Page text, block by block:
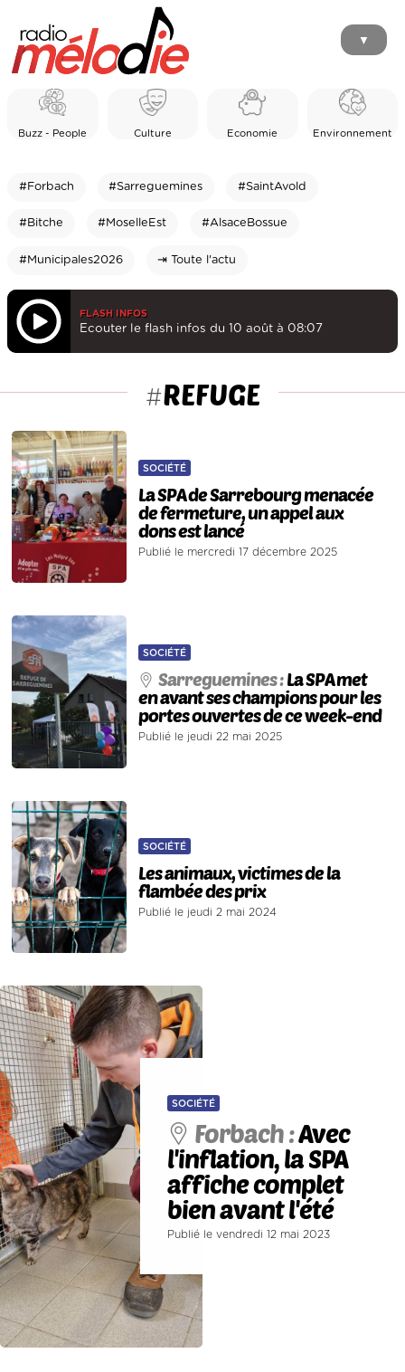
▼
Buzz - People Culture Economie Environnement
#Forbach #Sarreguemines #SaintAvold
#Bitche #MoselleEst #AlsaceBossue
#Municipales2026 ⇥ Toute l'actu
FLASH INFOS
Ecouter le flash infos du 10 août à 08:07
#REFUGE
SOCIÉTÉ
La SPA de Sarrebourg menacée
de fermeture, un appel aux
dons est lancé
Publié le mercredi 17 décembre 2025
SOCIÉTÉ
Sarreguemines :La SPA met
en avant ses champions pour les
portes ouvertes de ce week-end
Publié le jeudi 22 mai 2025
SOCIÉTÉ
Les animaux, victimes de la
flambée des prix
Publié le jeudi 2 mai 2024
SOCIÉTÉ
Forbach :Avec
l'inflation, la SPA
affiche complet
bien avant l'été
Publié le vendredi 12 mai 2023